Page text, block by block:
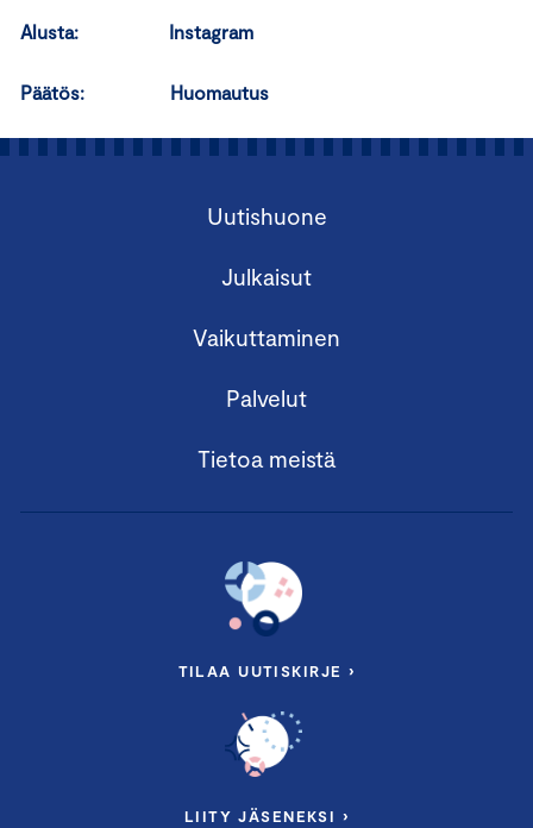
Alusta: Instagram
Päätös: Huomautus
Uutishuone
Julkaisut
Vaikuttaminen
Palvelut
Tietoa meistä
TILAA UUTISKIRJE ›
LIITY JÄSENEKSI ›